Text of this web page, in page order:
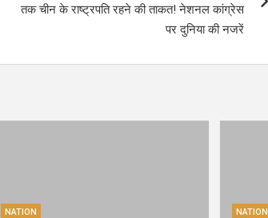
तक चीन के राष्‍ट्रपति रहने की ताकत! नेशनल कांग्रेस
पर दुनिया की नजरें
NATION NATION